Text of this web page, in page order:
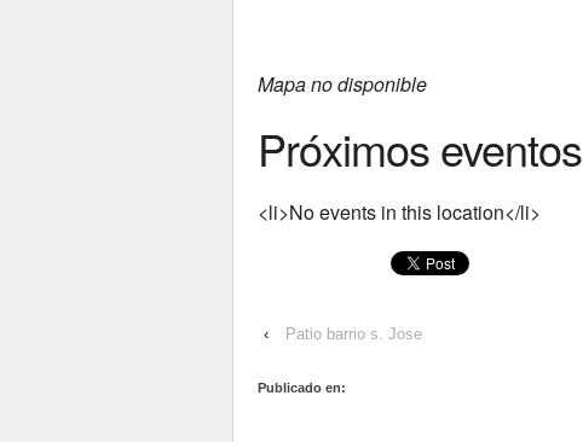
Mapa no disponible
Próximos eventos
<li>No events in this location</li>
‹ Patio barrio s. Jose
Publicado en: